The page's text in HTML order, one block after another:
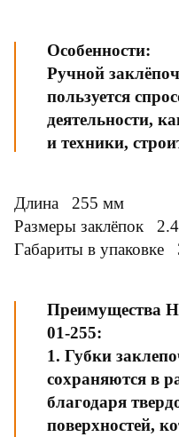
Особенности:
Ручной
пользуется
деятельности,
и техники,
Длина 255 мм
Размеры заклёпок
Габариты в
Преимущества
01-255:
1. Губки
сохраняются в
благодаря
поверхностей,